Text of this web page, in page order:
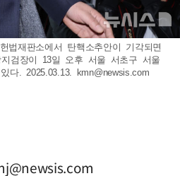
법재판소에서 탄핵소추안이 기각되면
검장이 13일 오후 서울 서초구 서울
다. 2025.03.13.
kmn@newsis.com